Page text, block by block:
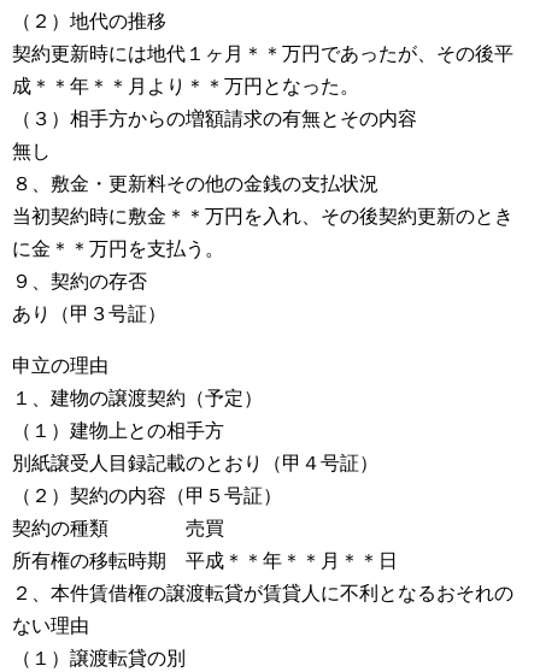
（２）地代の推移
契約更新時には地代１ヶ月＊＊万円であったが、その後平
成＊＊年＊＊月より＊＊万円となった。
（３）相手方からの増額請求の有無とその内容
無し
８、敷金・更新料その他の金銭の支払状況
当初契約時に敷金＊＊万円を入れ、その後契約更新のとき
に金＊＊万円を支払う。
９、契約の存否
あり（甲３号証）
申立の理由
１、建物の譲渡契約（予定）
（１）建物上との相手方
別紙譲受人目録記載のとおり（甲４号証）
（２）契約の内容（甲５号証）
契約の種類 売買
所有権の移転時期 平成＊＊年＊＊月＊＊日
２、本件賃借権の譲渡転貸が賃貸人に不利となるおそれの
ない理由
（１）譲渡転貸の別